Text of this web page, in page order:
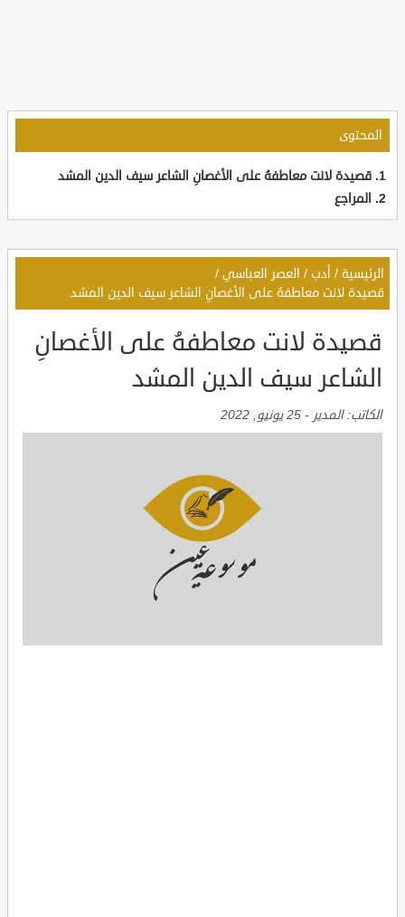
المحتوى
قصيدة لانت معاطفهُ على الأغصانِ الشاعر سيف الدين المشد
المراجع
الرئيسية / أدب / العصر العباسي /
قصيدة لانت معاطفهُ على الأغصانِ الشاعر سيف الدين المشد
قصيدة لانت معاطفهُ على الأغصانِ
الشاعر سيف الدين المشد
الكاتب:المدير - 25 يونيو, 2022